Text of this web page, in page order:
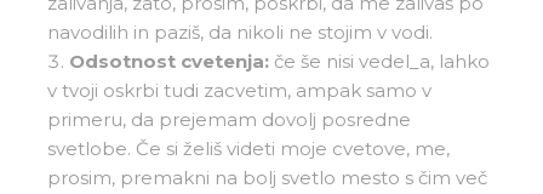
navodilih in paziš, da nikoli ne stojim v vodi.
Odsotnost cvetenja: če še nisi vedel_a, lahko
v tvoji oskrbi tudi zacvetim, ampak samo v
primeru, da prejemam dovolj posredne
svetlobe. Če si želiš videti moje cvetove, me,
prosim, premakni na bolj svetlo mesto s čim več